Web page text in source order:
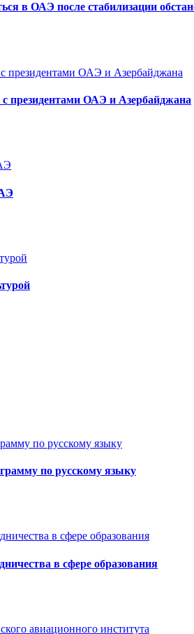
в ОАЭ после стабилизации
президентами ОАЭ и Азербайджана
по русскому языку
в сфере образования